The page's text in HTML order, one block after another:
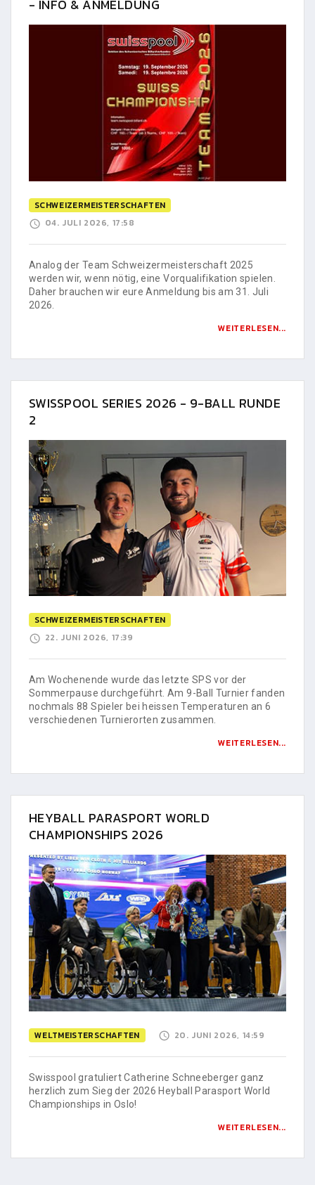
- INFO & ANMELDUNG
SCHWEIZERMEISTERSCHAFTEN
04. JULI 2026, 17:58
Analog der Team Schweizermeisterschaft 2025
werden wir, wenn nötig, eine Vorqualifikation spielen.
Daher brauchen wir eure Anmeldung bis am 31. Juli
2026.
WEITERLESEN...
SWISSPOOL SERIES 2026 - 9-BALL RUNDE
2
SCHWEIZERMEISTERSCHAFTEN
22. JUNI 2026, 17:39
Am Wochenende wurde das letzte SPS vor der
Sommerpause durchgeführt. Am 9-Ball Turnier fanden
nochmals 88 Spieler bei heissen Temperaturen an 6
verschiedenen Turnierorten zusammen.
WEITERLESEN...
HEYBALL PARASPORT WORLD
CHAMPIONSHIPS 2026
WELTMEISTERSCHAFTEN 20. JUNI 2026, 14:59
Swisspool gratuliert Catherine Schneeberger ganz
herzlich zum Sieg der 2026 Heyball Parasport World
Championships in Oslo!
WEITERLESEN...